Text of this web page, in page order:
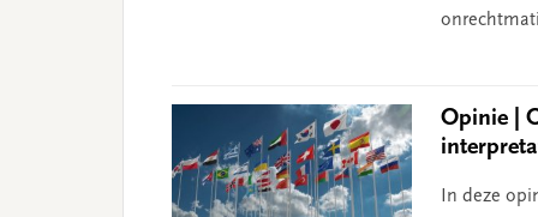
Opinie |
In deze